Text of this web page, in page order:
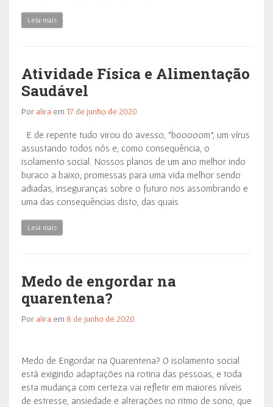
Leia mais
Atividade Física e Alimentação
Saudável
Por alira em 17 de junho de 2020
E de repente tudo virou do avesso, “booooom”, um vírus
assustando todos nós e, como consequência, o
isolamento social. Nossos planos de um ano melhor indo
buraco a baixo, promessas para uma vida melhor sendo
adiadas, inseguranças sobre o futuro nos assombrando e
uma das consequências disto, das quais
Leia mais
Medo de engordar na
quarentena?
Por alira em 8 de junho de 2020
Medo de Engordar na Quarentena? O isolamento social
está exigindo adaptações na rotina das pessoas, e toda
esta mudança com certeza vai refletir em maiores níveis
de estresse, ansiedade e alterações no ritmo de sono, que